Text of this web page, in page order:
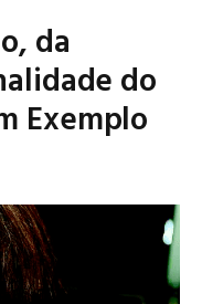
da
do
Exemplo